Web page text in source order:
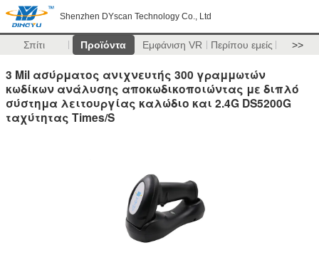
Shenzhen DYscan Technology Co., Ltd
Σπίτι Προϊόντα Εμφάνιση VR Περίπου εμείς >>
3 Mil ασύρματος ανιχνευτής 300 γραμμωτών
κωδίκων ανάλυσης αποκωδικοποιώντας με διπλό
σύστημα λειτουργίας καλώδιο και 2.4G DS5200G
ταχύτητας Times/S